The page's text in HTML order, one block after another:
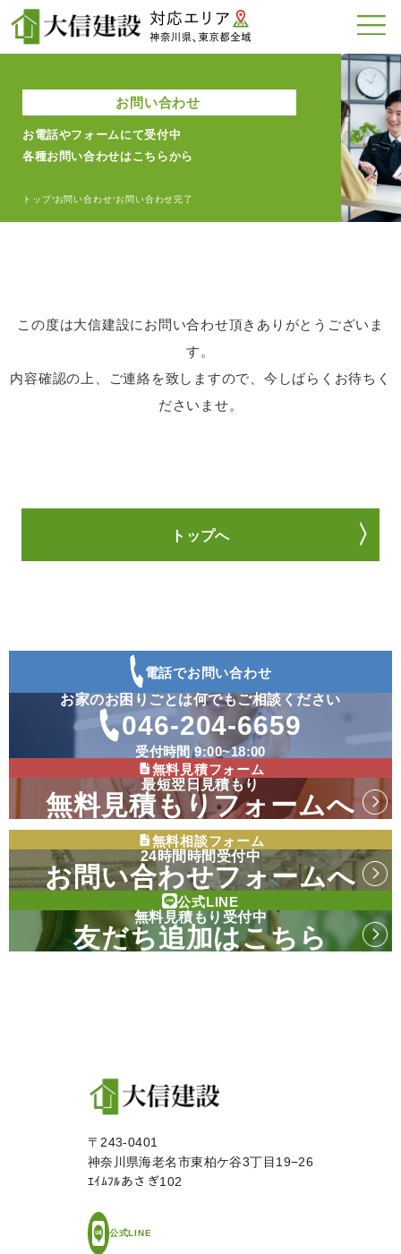
お問い合わせ
お電話やフォームにて受付中
各種お問い合わせはこちらから
トップ>お問い合わせ >お問い合わせ完了
この度は大信建設にお問い合わせ頂きありがとうございま
す。
内容確認の上、ご連絡を致しますので、今しばらくお待ちく
ださいませ。
トップへ
電話でお問い合わせ
お家のお困りごとは何でもご相談ください
046-204-6659
受付時間 9:00~18:00
無料見積フォーム
最短翌日見積もり
無料見積もりフォームへ
無料相談フォーム
24時間時間受付中
お問い合わせフォームへ
公式LINE
無料見積もり受付中
友だち追加はこちら
〒243-0401
神奈川県海老名市東柏ケ谷3丁目19−26
ｴｲﾑﾌﾙあさぎ102
公式LINE